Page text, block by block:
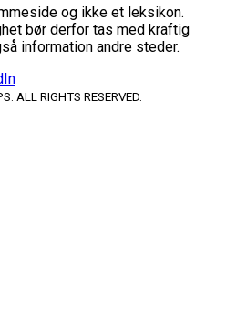
og ikke et leksikon.
bør derfor tas med kraftig
information andre steder.
ALL RIGHTS RESERVED.